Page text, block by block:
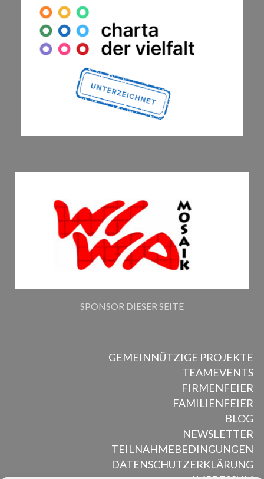
SPONSOR DIESER SEITE
GEMEINNÜTZIGE PROJEKTE
TEAMEVENTS
FIRMENFEIER
FAMILIENFEIER
BLOG
NEWSLETTER
TEILNAHMEBEDINGUNGEN
DATENSCHUTZERKLÄRUNG